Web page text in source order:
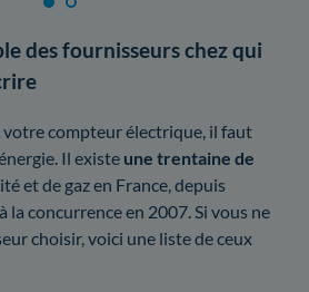
des fournisseurs chez qui
compteur électrique, il faut
Il existe une trentaine de
et de gaz en France, depuis
la concurrence en 2007. Si vous ne
choisir, voici une liste de ceux